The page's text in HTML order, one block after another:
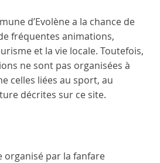
d’Evolène a la chance de
fréquentes animations,
et la vie locale. Toutefois,
ne sont pas organisées à
celles liées au sport, au
décrites sur ce site.
organisé par la fanfare